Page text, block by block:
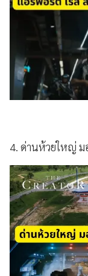
4. ด่านห้วยใหญ่ ม